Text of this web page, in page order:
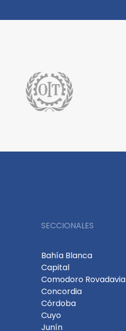
SECCIONALES
Bahía Blanca
Capital
Comodoro Rovadavia
Concordia
Córdoba
Cuyo
Junín